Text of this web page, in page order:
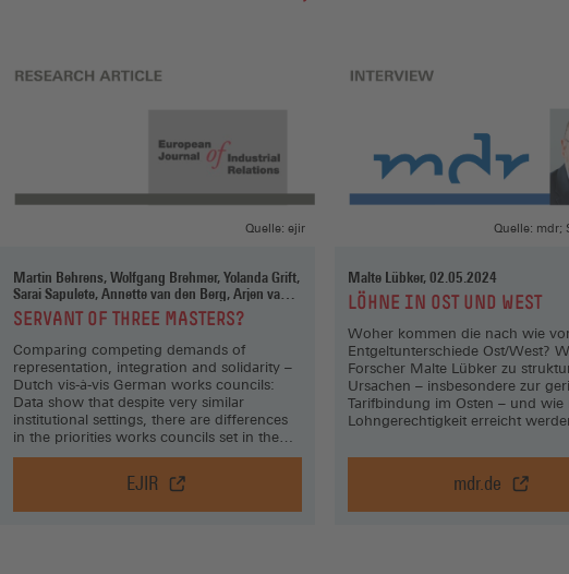
Martin Behrens, Wolfgang Brehmer, Yolanda Grift,
Sarai Sapulete, Annette van den Berg, Arjen van
Witteloostuijn
:SERVANT OF THREE MASTERS?
Quelle: ejir
Comparing competing demands of
representation, integration and solidarity –
Dutch vis-à-vis German works councils:
Data show that despite very similar
institutional settings, there are differences
in the priorities works councils set in the
two countries.
EJIRServant
of
Malte Lübker, 02.05.2024
:LÖHNE IN OST UND WEST
Quelle: mdr;
Woher kommen die nach wie
Entgeltunterschiede Ost/West?
Forscher Malte Lübker zu
Ursachen – insbesondere zur
Tarifbindung im Osten – und wie
Lohngerechtigkeit erreicht
mdr.deLöhne
in